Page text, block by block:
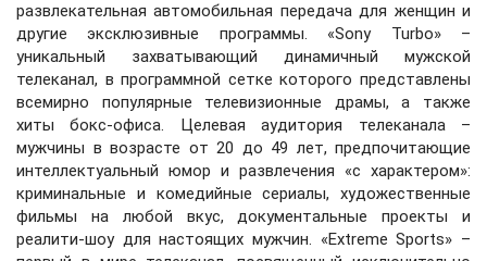
развлекательная автомобильная передача для женщин и
другие эксклюзивные программы. «Sony Turbo» –
уникальный захватывающий динамичный мужской
телеканал, в программной сетке которого представлены
всемирно популярные телевизионные драмы, а также
хиты бокс-офиса. Целевая аудитория телеканала –
мужчины в возрасте от 20 до 49 лет, предпочитающие
интеллектуальный юмор и развлечения «с характером»:
криминальные и комедийные сериалы, художественные
фильмы на любой вкус, документальные проекты и
реалити-шоу для настоящих мужчин. «Extreme Sports» –